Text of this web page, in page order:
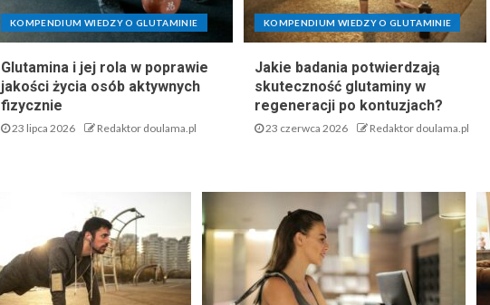
KOMPENDIUM WIEDZY O GLUTAMINIE
Glutamina i jej rola w poprawie
jakości życia osób aktywnych
fizycznie
23 lipca 2026 Redaktor doulama.pl
KOMPENDIUM WIEDZY O GLUTAMINIE
Jakie badania potwierdzają
skuteczność glutaminy w
regeneracji po kontuzjach?
23 czerwca 2026 Redaktor doulama.pl